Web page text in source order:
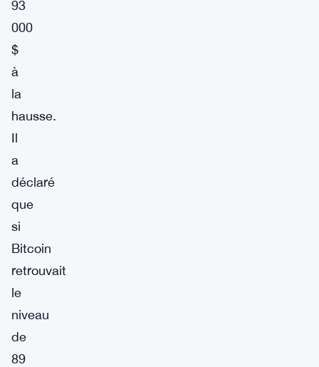
93
000
$
à
la
hausse.
Il
a
déclaré
que
si
Bitcoin
retrouvait
le
niveau
de
89